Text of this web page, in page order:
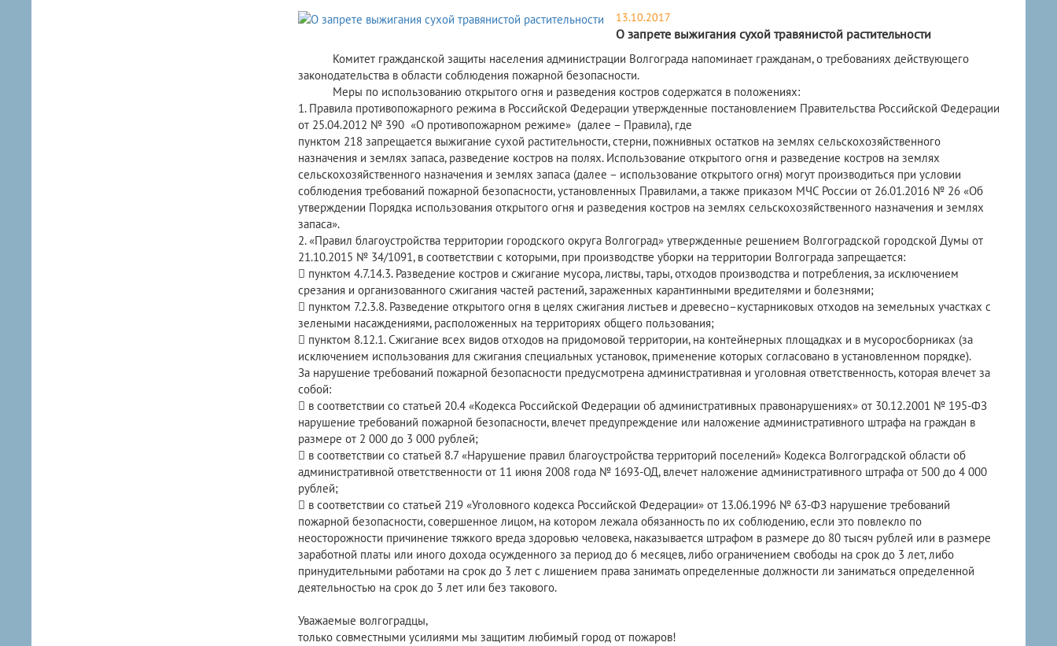
13.10.2017
О запрете выжигания сухой травянистой растительности
Комитет гражданской защиты населения администрации Волгограда напоминает гражданам, о требованиях действующего
законодательства в области соблюдения пожарной безопасности.
Меры по использованию открытого огня и разведения костров содержатся в положениях:
1. Правила противопожарного режима в Российской Федерации утвержденные постановлением Правительства Российской Федерации
от 25.04.2012 № 390 «О противопожарном режиме» (далее – Правила), где
пунктом 218 запрещается выжигание сухой растительности, стерни, пожнивных остатков на землях сельскохозяйственного
назначения и землях запаса, разведение костров на полях. Использование открытого огня и разведение костров на землях
сельскохозяйственного назначения и землях запаса (далее – использование открытого огня) могут производиться при условии
соблюдения требований пожарной безопасности, установленных Правилами, а также приказом МЧС России от 26.01.2016 № 26 «Об
утверждении Порядка использования открытого огня и разведения костров на землях сельскохозяйственного назначения и землях
запаса».
2. «Правил благоустройства территории городского округа Волгоград» утвержденные решением Волгоградской городской Думы от
21.10.2015 № 34/1091, в соответствии с которыми, при производстве уборки на территории Волгограда запрещается:
 пунктом 4.7.14.3. Разведение костров и сжигание мусора, листвы, тары, отходов производства и потребления, за исключением
срезания и организованного сжигания частей растений, зараженных карантинными вредителями и болезнями;
 пунктом 7.2.3.8. Разведение открытого огня в целях сжигания листьев и древесно–кустарниковых отходов на земельных участках с
зелеными насаждениями, расположенных на территориях общего пользования;
 пунктом 8.12.1. Сжигание всех видов отходов на придомовой территории, на контейнерных площадках и в мусоросборниках (за
исключением использования для сжигания специальных установок, применение которых согласовано в установленном порядке).
За нарушение требований пожарной безопасности предусмотрена административная и уголовная ответственность, которая влечет за
собой:
 в соответствии со статьей 20.4 «Кодекса Российской Федерации об административных правонарушениях» от 30.12.2001 № 195-ФЗ
нарушение требований пожарной безопасности, влечет предупреждение или наложение административного штрафа на граждан в
размере от 2 000 до 3 000 рублей;
 в соответствии со статьей 8.7 «Нарушение правил благоустройства территорий поселений» Кодекса Волгоградской области об
административной ответственности от 11 июня 2008 года № 1693-ОД, влечет наложение административного штрафа от 500 до 4 000
рублей;
 в соответствии со статьей 219 «Уголовного кодекса Российской Федерации» от 13.06.1996 № 63-ФЗ нарушение требований
пожарной безопасности, совершенное лицом, на котором лежала обязанность по их соблюдению, если это повлекло по
неосторожности причинение тяжкого вреда здоровью человека, наказывается штрафом в размере до 80 тысяч рублей или в размере
заработной платы или иного дохода осужденного за период до 6 месяцев, либо ограничением свободы на срок до 3 лет, либо
принудительными работами на срок до 3 лет с лишением права занимать определенные должности ли заниматься определенной
деятельностью на срок до 3 лет или без такового.
Уважаемые волгоградцы,
только совместными усилиями мы защитим любимый город от пожаров!